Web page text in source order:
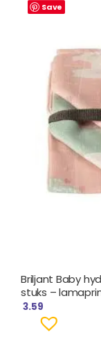
Save
Briljant Baby
stuks –
3.59